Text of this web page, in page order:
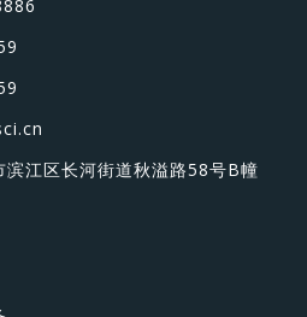
滨江区长河街道秋溢路58号B幢